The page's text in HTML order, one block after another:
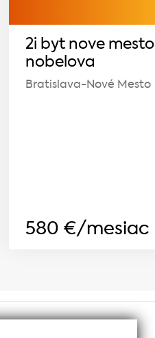
2i byt nove mesto
nobelova
Bratislava-Nové Mesto
580 €/mesiac